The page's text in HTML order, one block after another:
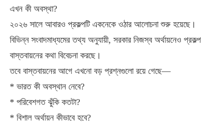
এখন কী অবস্থা?
২০২৬ সালে আবারও প্রকল্পটি একনেকে ওঠার আলোচনা শুরু হয়েছে।
বিভিন্ন সংবাদমাধ্যমের তথ্য অনুযায়ী, সরকার নিজস্ব অর্থায়নেও প্রকল্প
বাস্তবায়নের কথা বিবেচনা করছে।
তবে বাস্তবায়নের আগে এখনো বড় প্রশ্নগুলো রয়ে গেছে—
* ভারত কী অবস্থান নেবে?
* পরিবেশগত ঝুঁকি কতটা?
* বিশাল অর্থায়ন কীভাবে হবে?